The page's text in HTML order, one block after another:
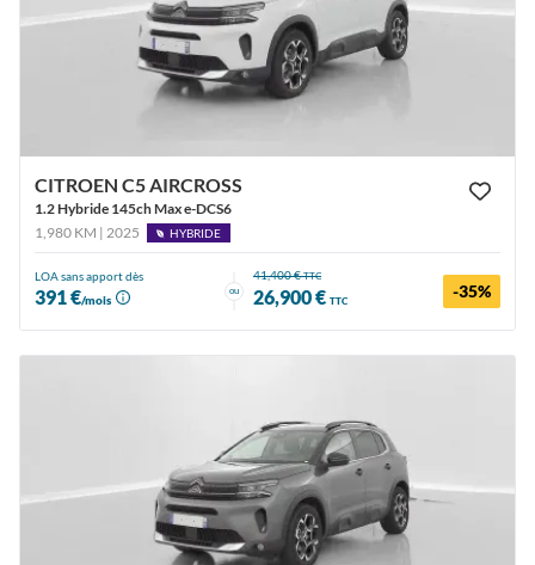
CITROEN C5 AIRCROSS
1.2 Hybride 145ch Max e-DCS6
1,980 KM | 2025
HYBRIDE
LOA sans apport dès
391 €/mois
ou
41,400 €TTC
26,900 € TTC -35%